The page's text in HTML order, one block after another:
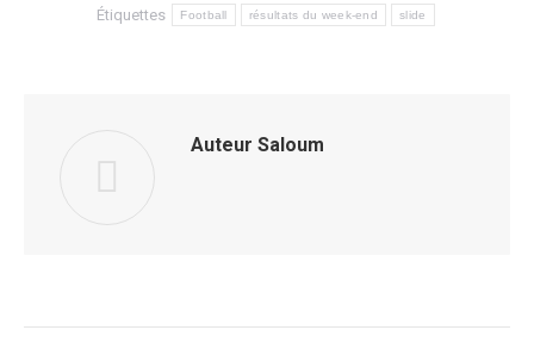
Étiquettes Football résultats du week-end slide
Auteur Saloum